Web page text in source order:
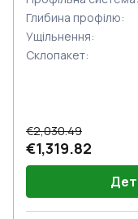
Глибина профілю:
Ущільнення:
Склопакет:
€2,030.49
€1,319.82